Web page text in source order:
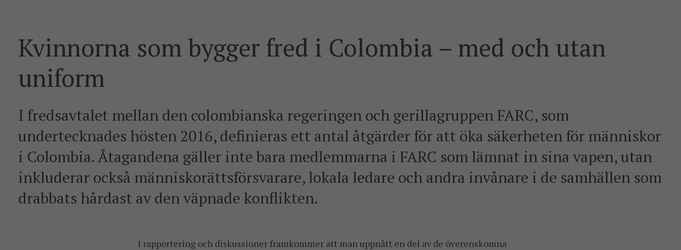
Kvinnorna som bygger fred i Colombia – med och utan
uniform
I fredsavtalet mellan den colombianska regeringen och gerillagruppen FARC, som
undertecknades hösten 2016, definieras ett antal åtgärder för att öka säkerheten för människor
i Colombia. Åtagandena gäller inte bara medlemmarna i FARC som lämnat in sina vapen, utan
inkluderar också människorättsförsvarare, lokala ledare och andra invånare i de samhällen som
drabbats hårdast av den väpnade konflikten.
I rapportering och diskussioner framkommer att man uppnått en del av de överenskomna